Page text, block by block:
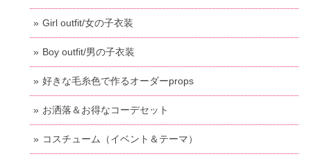
Girl outfit/女の子衣装
Boy outfit/男の子衣装
好きな毛糸色で作るオーダーprops
お洒落＆お得なコーデセット
コスチューム（イベント＆テーマ）